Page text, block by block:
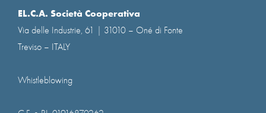
EL.C.A. Società Cooperativa
Via delle Industrie, 61 | 31010 – Oné di Fonte
Treviso – ITALY
Whistleblowing